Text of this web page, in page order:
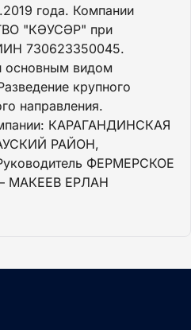
года. Компании
"КӘУСӘР" при
730623350045.
основным видом
крупного
направления.
КАРАГАНДИНСКАЯ
РАЙОН,
ФЕРМЕРСКОЕ
МАКЕЕВ ЕРЛАН